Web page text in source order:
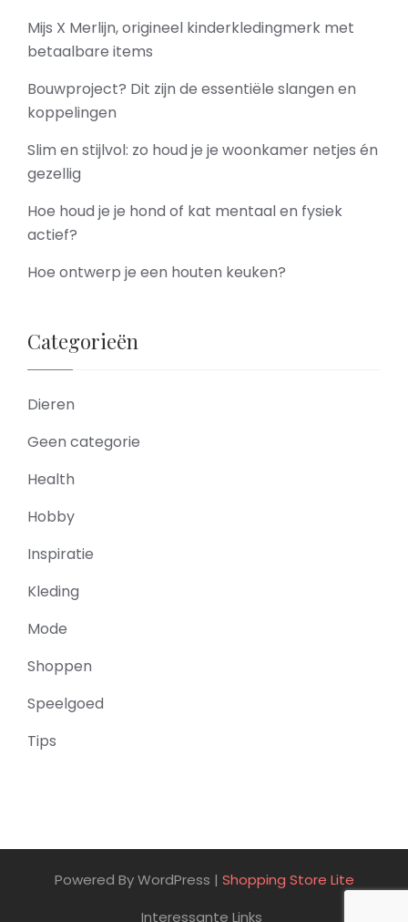
Mijs X Merlijn, origineel kinderkledingmerk met
betaalbare items
Bouwproject? Dit zijn de essentiële slangen en
koppelingen
Slim en stijlvol: zo houd je je woonkamer netjes én
gezellig
Hoe houd je je hond of kat mentaal en fysiek
actief?
Hoe ontwerp je een houten keuken?
Categorieën
Dieren
Geen categorie
Health
Hobby
Inspiratie
Kleding
Mode
Shoppen
Speelgoed
Tips
Powered By WordPress | Shopping Store Lite
Interessante Links